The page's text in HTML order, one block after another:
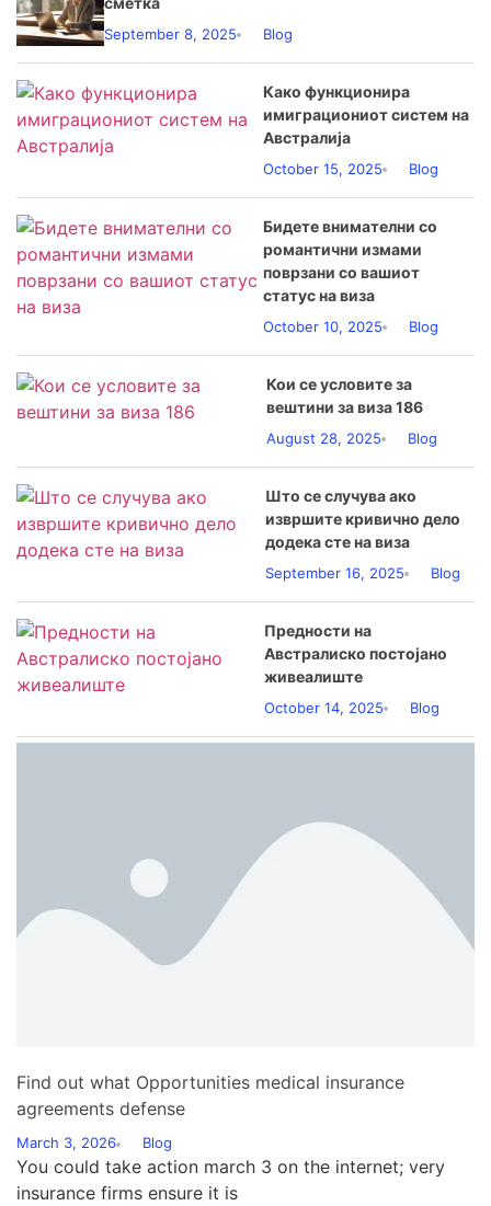
September 8, 2025 Blog
Како функционира
имиграциониот систем на
Австралија
October 15, 2025 Blog
Бидете внимателни со
романтични измами
поврзани со вашиот
статус на виза
October 10, 2025 Blog
Кои се условите за
вештини за виза 186
August 28, 2025 Blog
Што се случува ако
извршите кривично дело
додека сте на виза
September 16, 2025 Blog
Предности на
Австралиско постојано
живеалиште
October 14, 2025 Blog
Find out what Opportunities medical insurance
agreements defense
March 3, 2026 Blog
You could take action march 3 on the internet; very
insurance firms ensure it is